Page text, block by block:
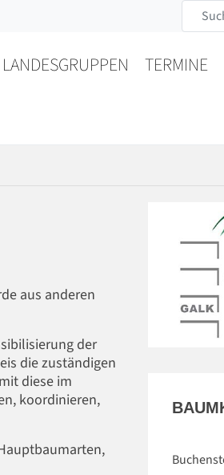
LANDESGRUPPEN
TERMINE
aus anderen
der
die zuständigen
diese im
koordinieren,